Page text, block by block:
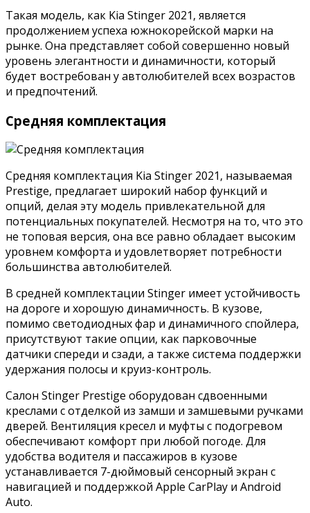
Такая модель, как Kia Stinger 2021, является
продолжением успеха южнокорейской марки на
рынке. Она представляет собой совершенно новый
уровень элегантности и динамичности, который
будет востребован у автолюбителей всех возрастов
и предпочтений.
Средняя комплектация
Средняя комплектация Kia Stinger 2021, называемая
Prestige, предлагает широкий набор функций и
опций, делая эту модель привлекательной для
потенциальных покупателей. Несмотря на то, что это
не топовая версия, она все равно обладает высоким
уровнем комфорта и удовлетворяет потребности
большинства автолюбителей.
В средней комплектации Stinger имеет устойчивость
на дороге и хорошую динамичность. В кузове,
помимо светодиодных фар и динамичного спойлера,
присутствуют такие опции, как парковочные
датчики спереди и сзади, а также система поддержки
удержания полосы и круиз-контроль.
Салон Stinger Prestige оборудован сдвоенными
креслами с отделкой из замши и замшевыми ручками
дверей. Вентиляция кресел и муфты с подогревом
обеспечивают комфорт при любой погоде. Для
удобства водителя и пассажиров в кузове
устанавливается 7-дюймовый сенсорный экран с
навигацией и поддержкой Apple CarPlay и Android
Auto.